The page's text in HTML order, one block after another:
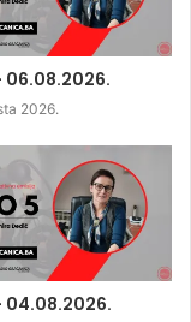
06.08.2026.
2026.
04.08.2026.